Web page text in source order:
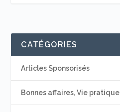
CATÉGORIES
Articles Sponsorisés
Bonnes affaires, Vie pratique